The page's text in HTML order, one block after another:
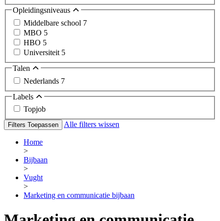
Opleidingsniveaus
Middelbare school 7
MBO 5
HBO 5
Universiteit 5
Talen
Nederlands 7
Labels
Topjob
Filters Toepassen Alle filters wissen
Home
>
Bijbaan
>
Vught
>
Marketing en communicatie bijbaan